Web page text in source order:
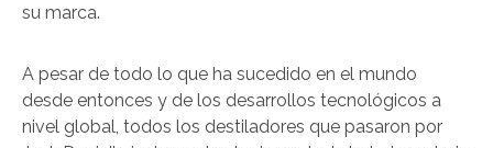
su marca.
A pesar de todo lo que ha sucedido en el mundo
desde entonces y de los desarrollos tecnológicos a
nivel global, todos los destiladores que pasaron por